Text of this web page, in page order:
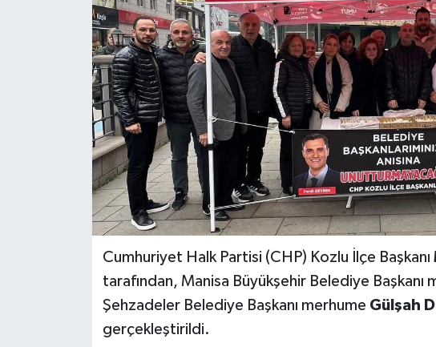
Cumhuriyet Halk Partisi (CHP) Kozlu İlçe Başkanı
tarafından, Manisa Büyükşehir Belediye Başkanı
Şehzadeler Belediye Başkanı merhume Gülşah
gerçekleştirildi.
Dergim